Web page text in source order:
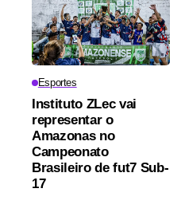
Esportes
Instituto ZLec vai
representar o
Amazonas no
Campeonato
Brasileiro de fut7 Sub-
17